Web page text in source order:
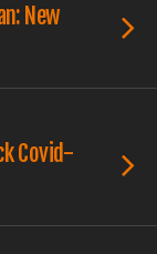
New
Covid-